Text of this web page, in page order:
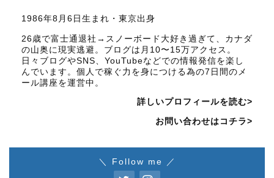
1986年8月6日生まれ・東京出身
26歳で富士通退社→スノーボード大好き過ぎて、カナダ
の山奥に現実逃避。ブログは月10〜15万アクセス。
日々ブログやSNS、YouTubeなどでの情報発信を楽し
んでいます。個人で稼ぐ力を身につける為の7日間のメ
ール講座を運営中。
詳しいプロフィールを読む>
お問い合わせはコチラ>
＼ Follow me ／